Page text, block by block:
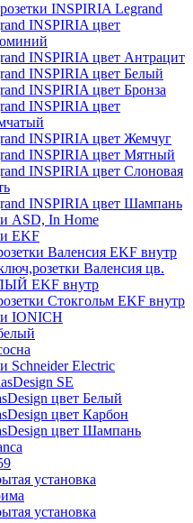
INSPIRIA Legrand
INSPIRIA цвет
INSPIRIA цвет Антрацит
INSPIRIA цвет Белый
INSPIRIA цвет Бронза
INSPIRIA цвет
INSPIRIA цвет Жемчуг
INSPIRIA цвет Мятный
INSPIRIA цвет Слоновая
INSPIRIA цвет Шампань
ASD, In Home
EKF
Валенсия EKF внутр
Валенсия цв.
EKF внутр
Стокгольм EKF внутр
IONICH
Schneider Electric
SE
цвет Белый
цвет Карбон
цвет Шампань
установка
установка